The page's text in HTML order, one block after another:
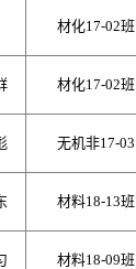
材化17-02班
材化17-02班
无机非17-03
材料18-13班
材料18-09班